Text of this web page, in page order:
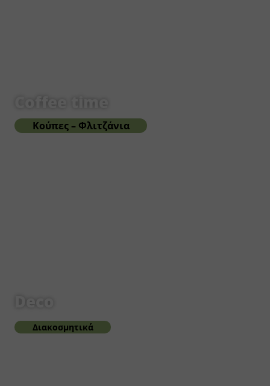
Coffee time
Κούπες – Φλιτζάνια
Deco
Διακοσμητικά